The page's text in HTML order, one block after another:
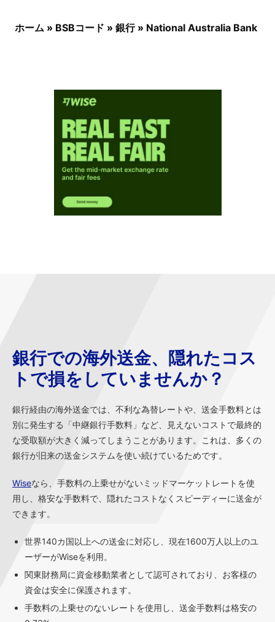
ホーム » BSBコード » 銀行» National Australia Bank
銀行での海外送金、隠れたコス
トで損をしていませんか？
銀行経由の海外送金では、不利な為替レートや、送金手数料とは
別に発生する「中継銀行手数料」など、見えないコストで最終的
な受取額が大きく減ってしまうことがあります。これは、多くの
銀行が旧来の送金システムを使い続けているためです。
Wiseなら、手数料の上乗せがないミッドマーケットレートを使
用し、格安な手数料で、隠れたコストなくスピーディーに送金が
できます。
世界140カ国以上への送金に対応し、現在1600万人以上のユ
ーザーがWiseを利用。
関東財務局に資金移動業者として認可されており、お客様の
資金は安全に保護されます。
手数料の上乗せのないレートを使用し、送金手数料は格安の